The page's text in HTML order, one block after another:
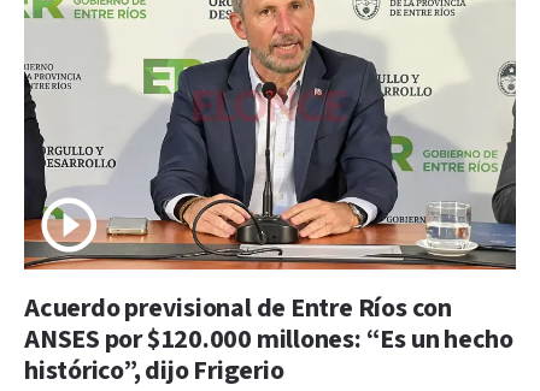
Acuerdo previsional de Entre Ríos con
ANSES por $120.000 millones: “Es un hecho
histórico”, dijo Frigerio